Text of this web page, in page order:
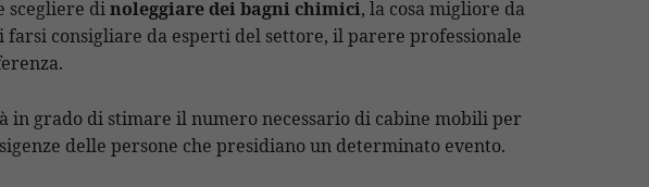
scegliere dinoleggiare dei bagni chimici, la cosa migliore da
farsi consigliare da esperti del settore, il parere professionale
in grado di stimare il numero necessario di cabine mobili per
delle persone che presidiano un determinato evento.